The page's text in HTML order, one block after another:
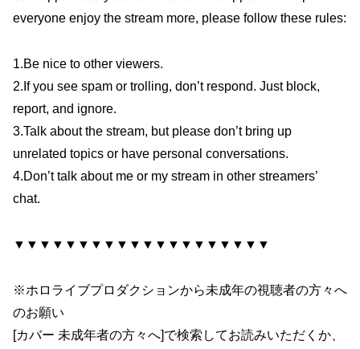
everyone enjoy the stream more, please follow these rules:
1.Be nice to other viewers.
2.If you see spam or trolling, don’t respond. Just block,
report, and ignore.
3.Talk about the stream, but please don’t bring up
unrelated topics or have personal conversations.
4.Don’t talk about me or my stream in other streamers’
chat.
▼▼▼▼▼▼▼▼▼▼▼▼▼▼▼▼▼▼▼▼
※ホロライブプロダクションから未成年の視聴者の方々へ
のお願い
[カバー 未成年者の方々へ]で検索してお読みいただくか、